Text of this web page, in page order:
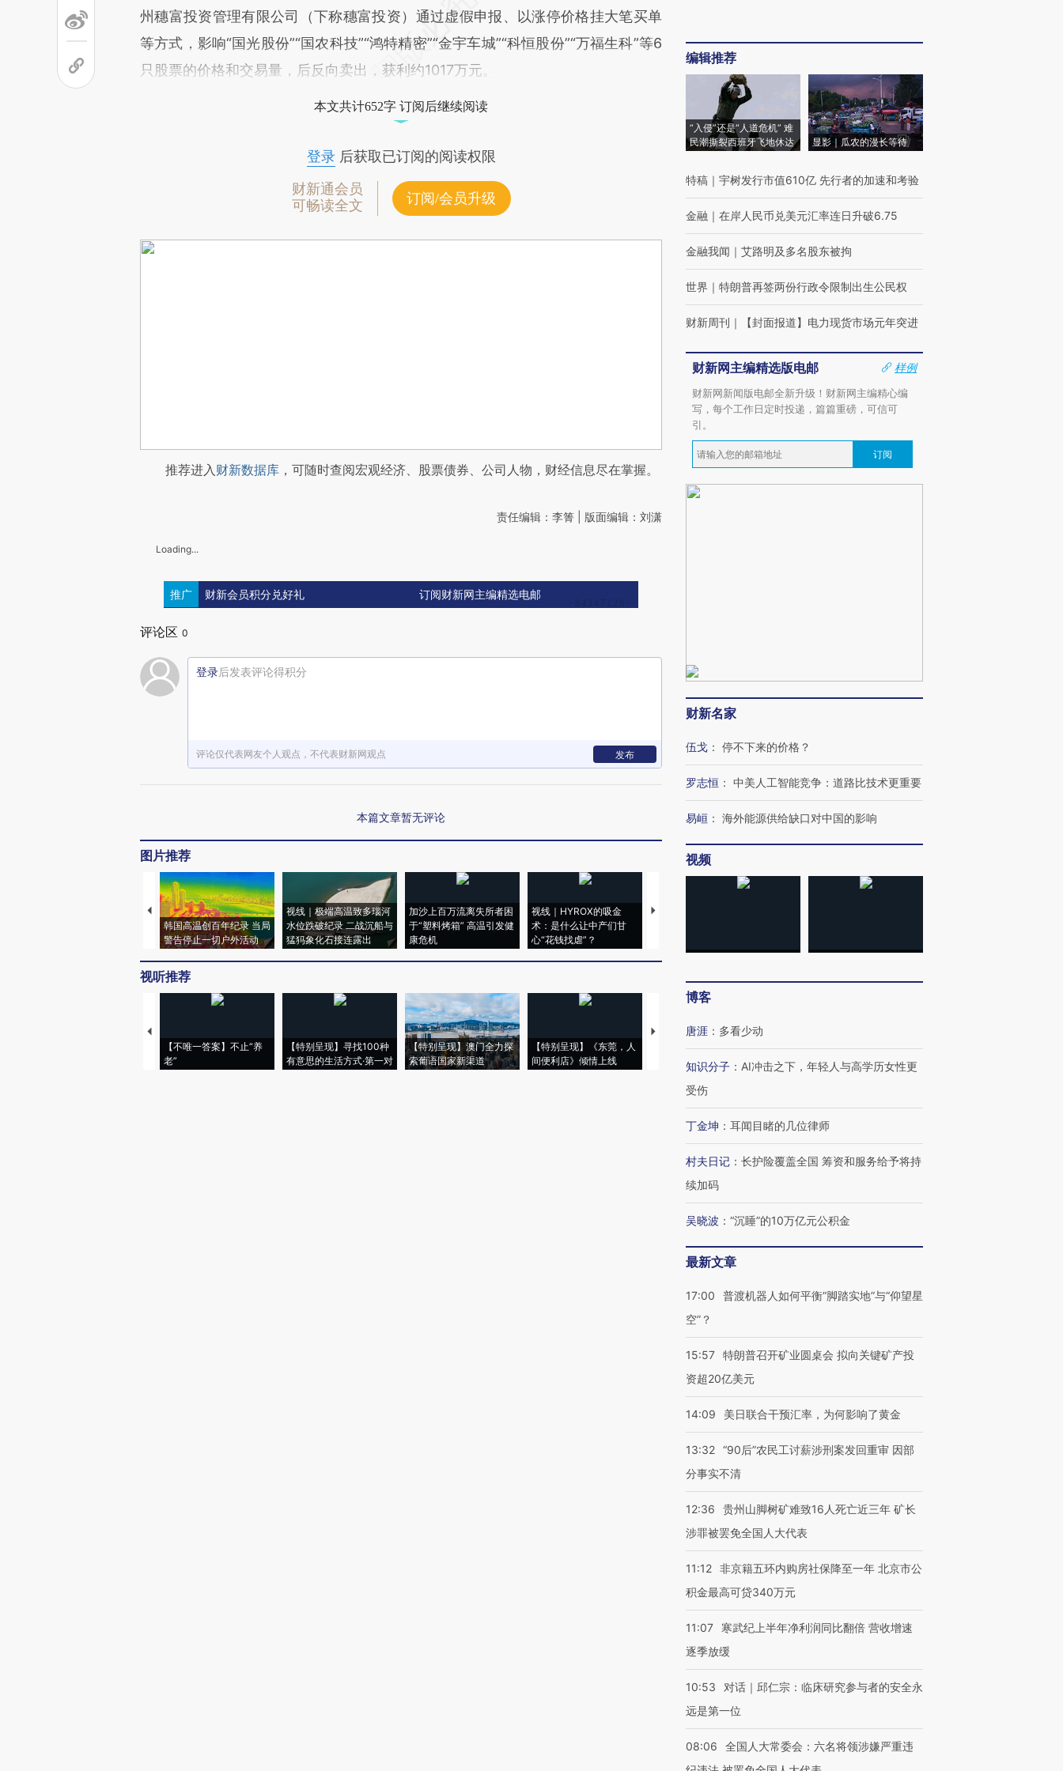
州穗富投资管理有限公司（下称穗富投资）通过虚假申报、以涨停价格挂大笔买单
等方式，影响“国光股份”“国农科技”“鸿特精密”“金宇车城”“科恒股份”“万福生科”等6
只股票的价格和交易量，后反向卖出，获利约1017万元。
本文共计652字 订阅后继续阅读
登录后获取已订阅的阅读权限
财新通会员
可畅读全文
订阅/会员升级
推荐进入财新数据库 ，可随时查阅宏观经济、股票债券、公司人物，财经信息尽在掌握。
责任编辑：李箐 | 版面编辑：刘潇
Loading...
推广 财新会员积分兑好礼 订阅财新网主编精选电邮
评论区 0
登录后发表评论得积分
评论仅代表网友个人观点，不代表财新网观点 发布
本篇文章暂无评论
图片推荐
韩国高温创百年纪录 当局
警告停止一切户外活动
视线｜极端高温致多瑙河
水位跌破纪录 二战沉船与
猛犸象化石接连露出
加沙上百万流离失所者困
于“塑料烤箱” 高温引发健
康危机
视线｜HYROX的吸金
术：是什么让中产们甘
心“花钱找虐”？
马航飞行员跨国走私7万
视听推荐
【不唯一答案】不止“养
老”
【特别呈现】寻找100种
有意思的生活方式·第一对
【特别呈现】澳门全力探
索葡语国家新渠道
【特别呈现】《东莞，人
间便利店》倾情上线
【推广】走进第四届链博
会，让数智科技“链”接产
【特别呈现】寻找100种
有意思的生活方式·第三对
CFO：不靠规模取胜，华
住三大增长引擎是什么？
编辑推荐
“入侵”还是“人道危机” 难
民潮撕裂西班牙飞地休达
显影｜瓜农的漫长等待
特稿 ｜ 宇树发行市值610亿 先行者的加速和考验
金融 ｜ 在岸人民币兑美元汇率连日升破6.75
金融我闻 ｜ 艾路明及多名股东被拘
世界 ｜ 特朗普再签两份行政令限制出生公民权
财新周刊 ｜ 【封面报道】电力现货市场元年突进
财新网主编精选版电邮
样例
财新网新闻版电邮全新升级！财新网主编精心编
写，每个工作日定时投递，篇篇重磅，可信可
引。
订阅
财新名家
伍戈 ： 停不下来的价格？
罗志恒 ： 中美人工智能竞争：道路比技术更重要
易峘 ： 海外能源供给缺口对中国的影响
视频
博客
唐涯 ： 多看少动
知识分子 ： AI冲击之下，年轻人与高学历女性更
受伤
丁金坤 ： 耳闻目睹的几位律师
村夫日记 ： 长护险覆盖全国 筹资和服务给予将持
续加码
吴晓波 ： “沉睡”的10万亿元公积金
最新文章
17:00
普渡机器人如何平衡“脚踏实地”与“仰望星
空”？
15:57 特朗普召开矿业圆桌会 拟向关键矿产投
资超20亿美元
14:09 美日联合干预汇率，为何影响了黄金
13:32 “90后”农民工讨薪涉刑案发回重审 因部
分事实不清
12:36
贵州山脚树矿难致16人死亡近三年 矿长
涉罪被罢免全国人大代表
11:12 非京籍五环内购房社保降至一年 北京市公
积金最高可贷340万元
11:07
寒武纪上半年净利润同比翻倍 营收增速
逐季放缓
10:53
对话｜邱仁宗：临床研究参与者的安全永
远是第一位
08:06
全国人大常委会：六名将领涉嫌严重违